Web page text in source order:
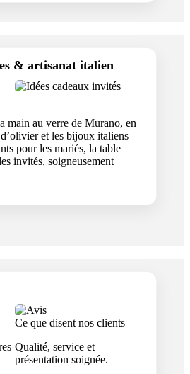
& artisanat italien
main au verre de Murano, en
d’olivier et les bijoux italiens —
pour les mariés, la table
invités, soigneusement
Ce que disent nos clients
Qualité, service et
présentation soignée.